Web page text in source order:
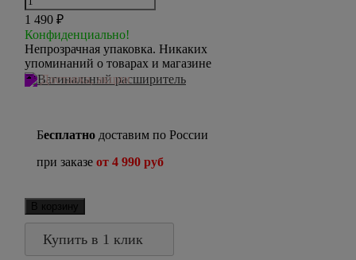
1 490 ₽
Конфиденциально!
Непрозрачная упаковка. Никаких
упоминаний о товарах и магазине
Доставка, акции
Бесплатно доставим по России
при заказе от 4 990 руб
В корзину
Купить в 1 клик